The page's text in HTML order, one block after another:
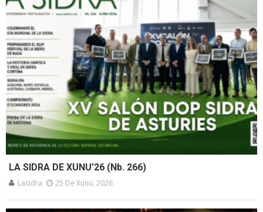
LA SIDRA DE XUNU’26 (Nb. 266)
Lasidra 25 De Xunu, 2026